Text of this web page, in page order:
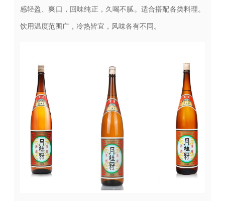
感轻盈、爽口，回味纯正，久喝不腻。适合搭配各类料理。
饮用温度范围广，冷热皆宜，风味各有不同。